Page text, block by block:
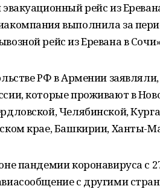
эвакуационный рейс из
выполнила за
рейс из Еревана в
РФ в Армении
которые проживают в
Челябинской,
крае, Башкирии, Ханты-
пандемии коронавируса с
с другими